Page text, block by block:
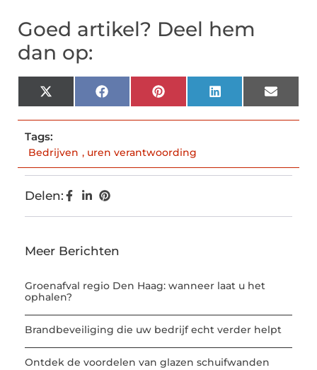
Goed artikel? Deel hem
dan op:
X
(Twitter)
FacebookPinterestLinkedInEmail
Tags:
Bedrijven , uren verantwoording
Delen:
Meer Berichten
Groenafval regio Den Haag: wanneer laat u het
ophalen?
Brandbeveiliging die uw bedrijf echt verder helpt
Ontdek de voordelen van glazen schuifwanden